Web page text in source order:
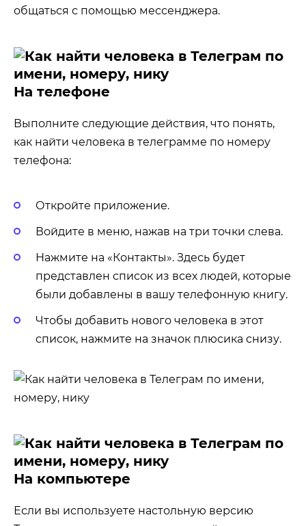
общаться с помощью мессенджера.
На телефоне
Выполните следующие действия, что понять,
как найти человека в телеграмме по номеру
телефона:
Откройте приложение.
Войдите в меню, нажав на три точки слева.
Нажмите на «Контакты». Здесь будет
представлен список из всех людей, которые
были добавлены в вашу телефонную книгу.
Чтобы добавить нового человека в этот
список, нажмите на значок плюсика снизу.
На компьютере
Если вы используете настольную версию